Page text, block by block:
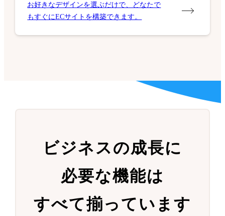
お好きなデザインを選ぶだけで、どなたで
もすぐにECサイトを構築できます。
ビジネスの成長に
必要な機能は
すべて揃っています